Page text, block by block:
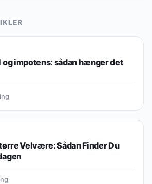
og impotens: sådan hænger det
Velvære: Sådan Finder Du